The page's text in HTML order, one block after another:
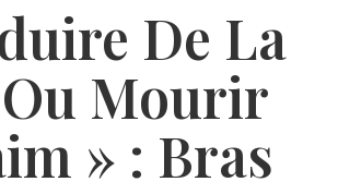
De La
Mourir
» : Bras